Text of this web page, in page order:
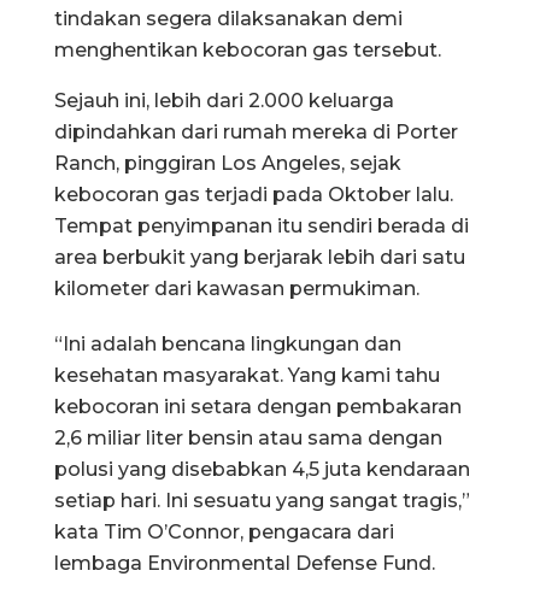
tindakan segera dilaksanakan demi
menghentikan kebocoran gas tersebut.
Sejauh ini, lebih dari 2.000 keluarga
dipindahkan dari rumah mereka di Porter
Ranch, pinggiran Los Angeles, sejak
kebocoran gas terjadi pada Oktober lalu.
Tempat penyimpanan itu sendiri berada di
area berbukit yang berjarak lebih dari satu
kilometer dari kawasan permukiman.
“Ini adalah bencana lingkungan dan
kesehatan masyarakat. Yang kami tahu
kebocoran ini setara dengan pembakaran
2,6 miliar liter bensin atau sama dengan
polusi yang disebabkan 4,5 juta kendaraan
setiap hari. Ini sesuatu yang sangat tragis,”
kata Tim O’Connor, pengacara dari
lembaga Environmental Defense Fund.